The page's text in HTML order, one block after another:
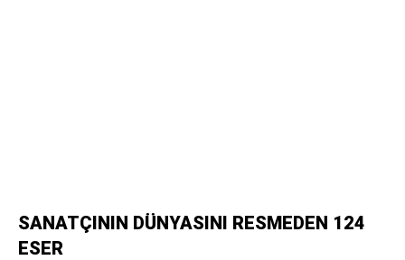
SANATÇININ DÜNYASINI RESMEDEN 124
ESER